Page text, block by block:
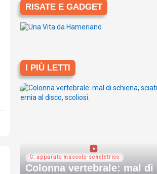
RISATE E GADGET
I PIÙ LETTI
C: apparato muscolo-scheletrico
Colonna vertebrale: mal di